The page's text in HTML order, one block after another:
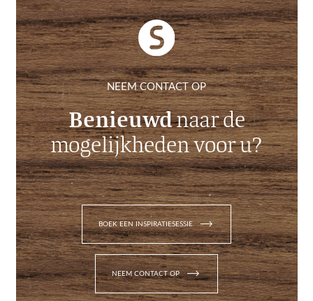
NEEM CONTACT OP
Benieuwdnaar de
mogelijkheden voor u?
BOEK EEN INSPIRATIESESSIE trending_flat
NEEM CONTACT OP trending_flat